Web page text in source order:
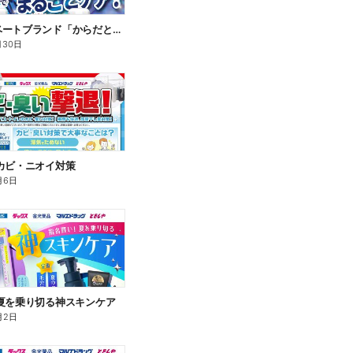
新プライベートブランド「からだとくらしに+1(プラスワン)」よりモンダミン口内トータルケア登場!
30日
ビ・ニオイ対策
6日
を乗り切る神スキンケア
2日